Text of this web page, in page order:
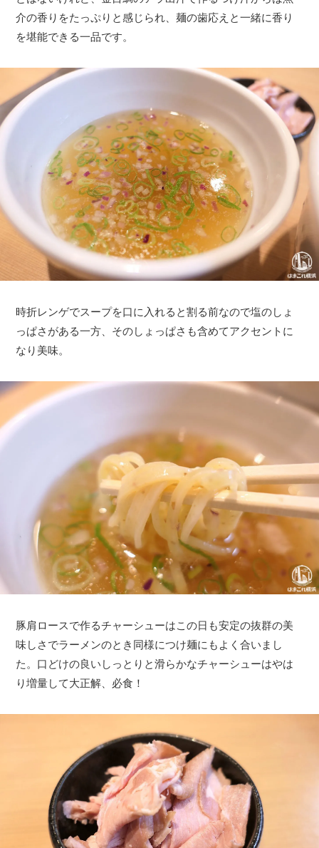
介の香りをたっぷりと感じられ、麺の歯応えと一緒に香り
を堪能できる一品です。
時折レンゲでスープを口に入れると割る前なので塩のしょ
っぱさがある一方、そのしょっぱさも含めてアクセントに
なり美味。
豚肩ロースで作るチャーシューはこの日も安定の抜群の美
味しさでラーメンのとき同様につけ麺にもよく合いまし
た。口どけの良いしっとりと滑らかなチャーシューはやは
り増量して大正解、必食！